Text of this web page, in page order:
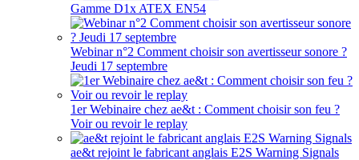
Gamme D1x ATEX EN54
Webinar n°2 Comment choisir son avertisseur sonore ?
Jeudi 17 septembre
1er Webinaire chez ae&t : Comment choisir son feu ?
Voir ou revoir le replay
ae&t rejoint le fabricant anglais E2S Warning Signals